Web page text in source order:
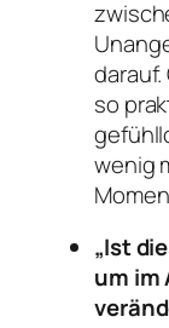
so
wenig
„Ist
um im